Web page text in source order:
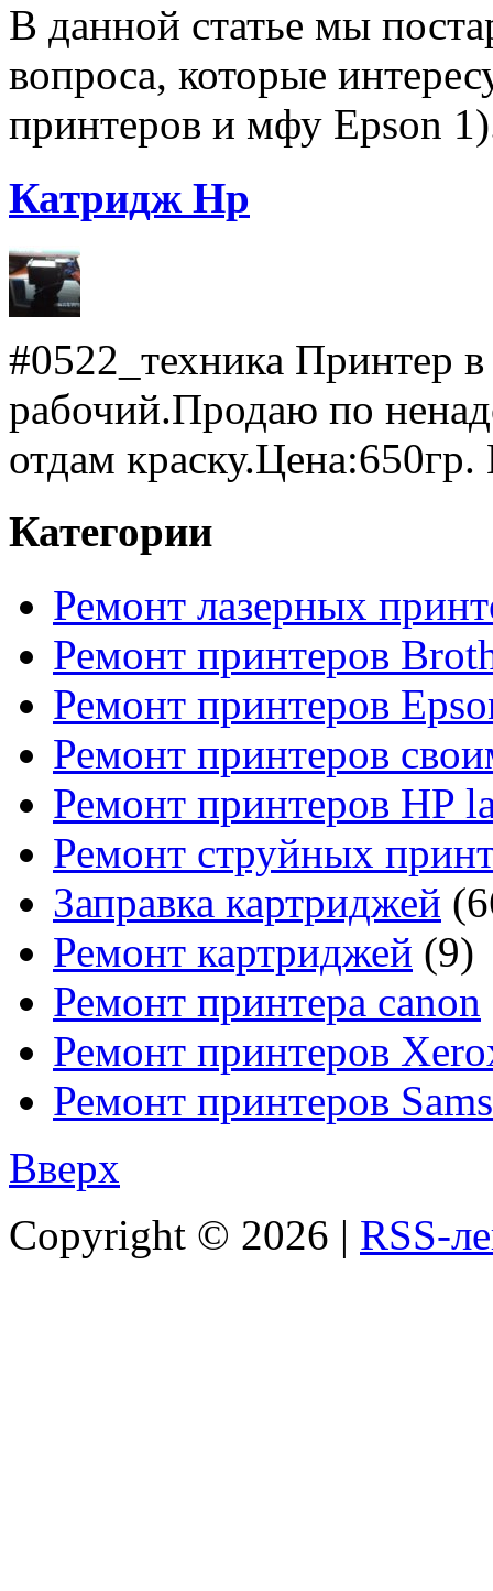
В данной статье мы
вопроса, которые
принтеров и мфу Epson
Катридж Hp
#0522_техника Принтер
рабочий.Продаю по
отдам краску.Цена:650гр.
Категории
Ремонт лазерных
Ремонт принтеров
Ремонт принтеров
Ремонт принтеров
Ремонт принтеров HP
Ремонт струйных
Заправка картриджей
Ремонт картриджей (9)
Ремонт принтера canon
Ремонт принтеров
Ремонт принтеров
Вверх
Copyright © 2026 | RSS-